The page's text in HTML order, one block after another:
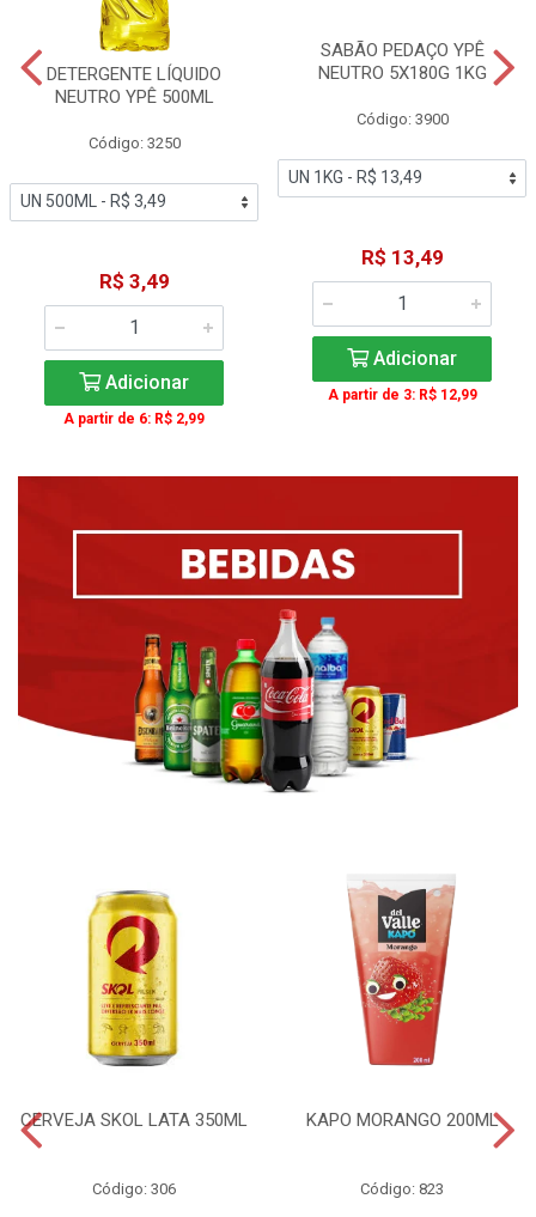
DETERGENTE LÍQUIDO
NEUTRO YPÊ 500ML
Código: 3250
R$ 3,49
Adicionar
A partir de 6: R$ 2,99
SABÃO PEDAÇO YPÊ
NEUTRO 5X180G 1KG
Código: 3900
R$ 13,49
Adicionar
A partir de 3: R$ 12,99
CERVEJA SKOL LATA 350ML
Código: 306
KAPO MORANGO 200ML
Código: 823